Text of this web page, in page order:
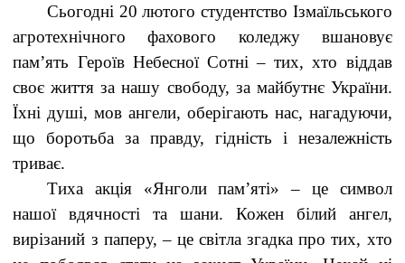
Сьогодні 20 лютого студентство Ізмаїльського
агротехнічного фахового коледжу вшановує
пам’ять Героїв Небесної Сотні – тих, хто віддав
своє життя за нашу свободу, за майбутнє України.
Їхні душі, мов ангели, оберігають нас, нагадуючи,
що боротьба за правду, гідність і незалежність
триває.
Тиха акція «Янголи пам’яті» – це символ
нашої вдячності та шани. Кожен білий ангел,
вирізаний з паперу, – це світла згадка про тих, хто